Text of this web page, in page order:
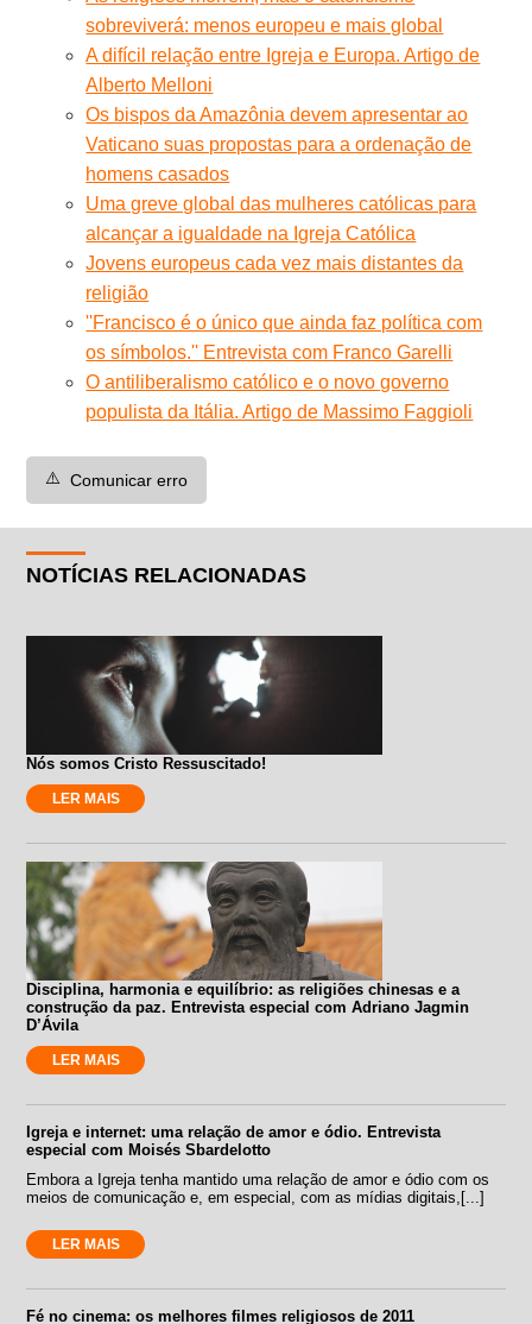
sobreviverá: menos europeu e mais global
A difícil relação entre Igreja e Europa. Artigo de
Alberto Melloni
Os bispos da Amazônia devem apresentar ao
Vaticano suas propostas para a ordenação de
homens casados
Uma greve global das mulheres católicas para
alcançar a igualdade na Igreja Católica
Jovens europeus cada vez mais distantes da
religião
''Francisco é o único que ainda faz política com
os símbolos.'' Entrevista com Franco Garelli
O antiliberalismo católico e o novo governo
populista da Itália. Artigo de Massimo Faggioli
⚠️ Comunicar erro
NOTÍCIAS RELACIONADAS
Nós somos Cristo Ressuscitado!
LER MAIS
Disciplina, harmonia e equilíbrio: as religiões chinesas e a
construção da paz. Entrevista especial com Adriano Jagmin
D’Ávila
LER MAIS
Igreja e internet: uma relação de amor e ódio. Entrevista
especial com Moisés Sbardelotto
Embora a Igreja tenha mantido uma relação de amor e ódio com os
meios de comunicação e, em especial, com as mídias digitais,[...]
LER MAIS
Fé no cinema: os melhores filmes religiosos de 2011